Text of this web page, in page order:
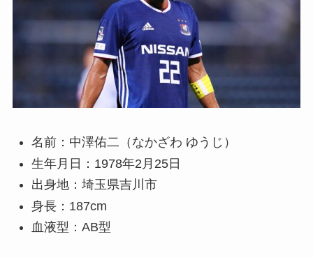
名前：中澤佑二（なかざわ ゆうじ）
生年月日：1978年2月25日
出身地：埼玉県吉川市
身長：187cm
血液型：AB型